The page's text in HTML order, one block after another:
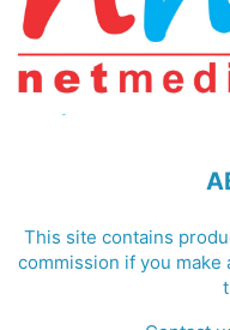
This site contains
commission if you